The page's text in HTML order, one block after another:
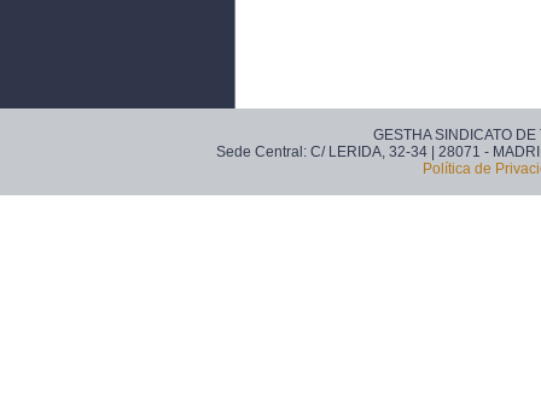
GESTHA SINDICATO
Sede Central: C/ LERIDA, 32-34 | 28071 -
Política de